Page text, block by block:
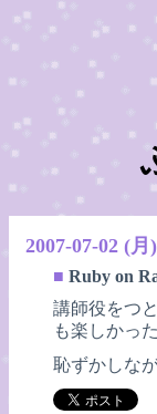
2007-07-02 (月)
■ Ruby on
講師役をつ
も楽しかった
恥ずかしな